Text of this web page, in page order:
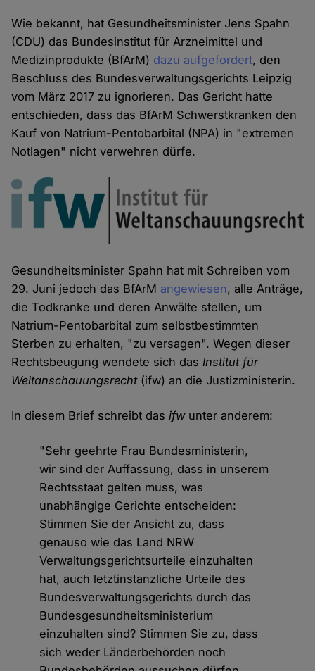
Wie bekannt, hat Gesundheitsminister Jens Spahn
(CDU) das Bundesinstitut für Arzneimittel und
Medizinprodukte (BfArM) dazu aufgefordert, den
Beschluss des Bundesverwaltungsgerichts Leipzig
vom März 2017 zu ignorieren. Das Gericht hatte
entschieden, dass das BfArM Schwerstkranken den
Kauf von Natrium-Pentobarbital (NPA) in "extremen
Notlagen" nicht verwehren dürfe.
Gesundheitsminister Spahn hat mit Schreiben vom
29. Juni jedoch das BfArM angewiesen, alle Anträge,
die Todkranke und deren Anwälte stellen, um
Natrium-Pentobarbital zum selbstbestimmten
Sterben zu erhalten, "zu versagen". Wegen dieser
Rechtsbeugung wendete sich dasInstitut für
Weltanschauungsrecht(ifw) an die Justizministerin.
In diesem Brief schreibt dasifwunter anderem:
"Sehr geehrte Frau Bundesministerin,
wir sind der Auffassung, dass in unserem
Rechtsstaat gelten muss, was
unabhängige Gerichte entscheiden:
Stimmen Sie der Ansicht zu, dass
genauso wie das Land NRW
Verwaltungsgerichtsurteile einzuhalten
hat, auch letztinstanzliche Urteile des
Bundesverwaltungsgerichts durch das
Bundesgesundheitsministerium
einzuhalten sind? Stimmen Sie zu, dass
sich weder Länderbehörden noch